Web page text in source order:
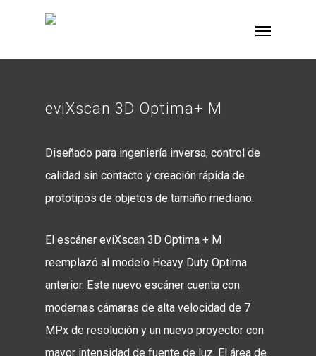
eviXscan 3D Optima+ M
Diseñado para ingeniería inversa, control de
calidad sin contacto y creación rápida de
prototipos de objetos de tamaño mediano.
El escáner eviXscan 3D Optima + M
reemplazó al modelo Heavy Duty Optima
anterior. Este nuevo escáner cuenta con
modernas cámaras de alta velocidad de 7
MPx de resolución y un nuevo proyector con
mayor intensidad de fuente de luz. El área de